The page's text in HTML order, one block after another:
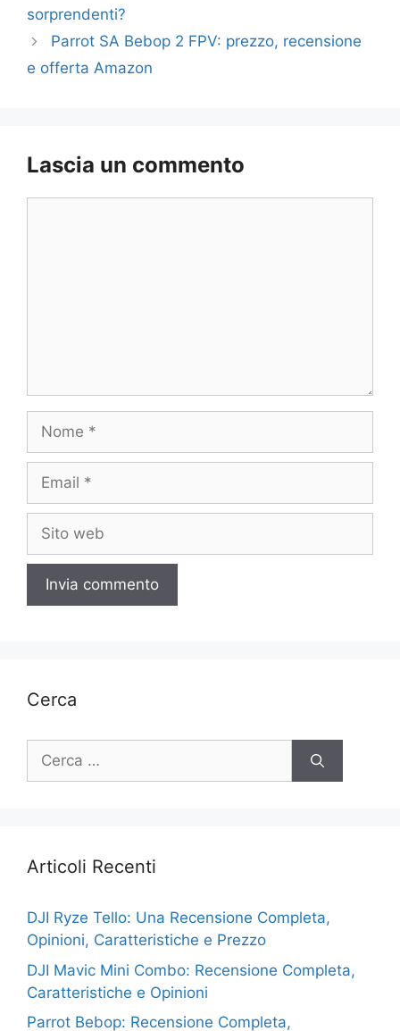
sorprendenti?
Parrot SA Bebop 2 FPV: prezzo, recensione
e offerta Amazon
Lascia un commento
Nome
Email
Sito
web
Cerca
Ricerca
Articoli Recenti
DJI Ryze Tello: Una Recensione Completa,
Opinioni, Caratteristiche e Prezzo
DJI Mavic Mini Combo: Recensione Completa,
Caratteristiche e Opinioni
Parrot Bebop: Recensione Completa,